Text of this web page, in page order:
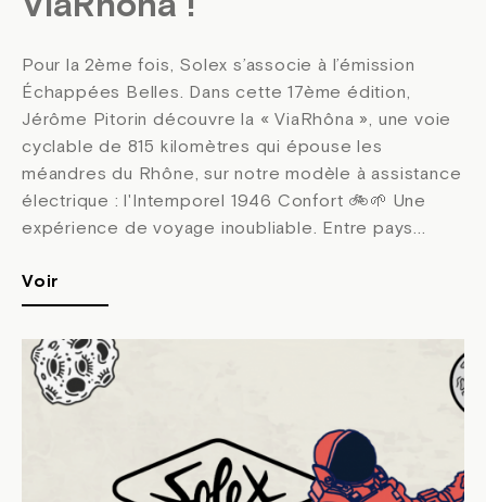
ViaRhôna !
Pour la 2ème fois, Solex s’associe à l’émission
Échappées Belles. Dans cette 17ème édition,
Jérôme Pitorin découvre la « ViaRhôna », une voie
cyclable de 815 kilomètres qui épouse les
méandres du Rhône, sur notre modèle à assistance
électrique : l'Intemporel 1946 Confort 🚲🌱 Une
expérience de voyage inoubliable. Entre pays...
Voir